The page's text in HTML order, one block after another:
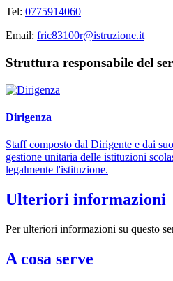
Tel: 0775914060
Email: fric83100r@istruzione.it
Struttura responsabile del
Dirigenza
Staff composto dal Dirigente e dai
gestione unitaria delle istituzioni
legalmente l'istituzione.
Ulteriori informazioni
Per ulteriori informazioni su questo
A cosa serve